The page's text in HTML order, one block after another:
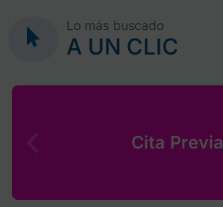
Lo más buscado
A UN CLIC
Cita Previa